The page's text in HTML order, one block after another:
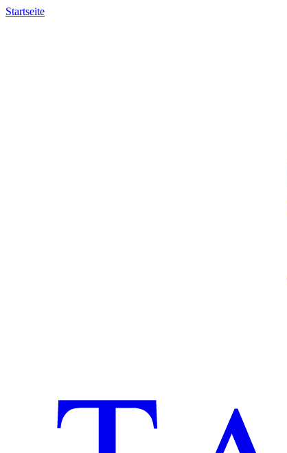
Startseite